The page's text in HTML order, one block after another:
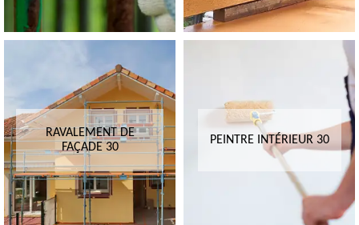
RAVALEMENT DE
FAÇADE 30
PEINTRE INTÉRIEUR 30